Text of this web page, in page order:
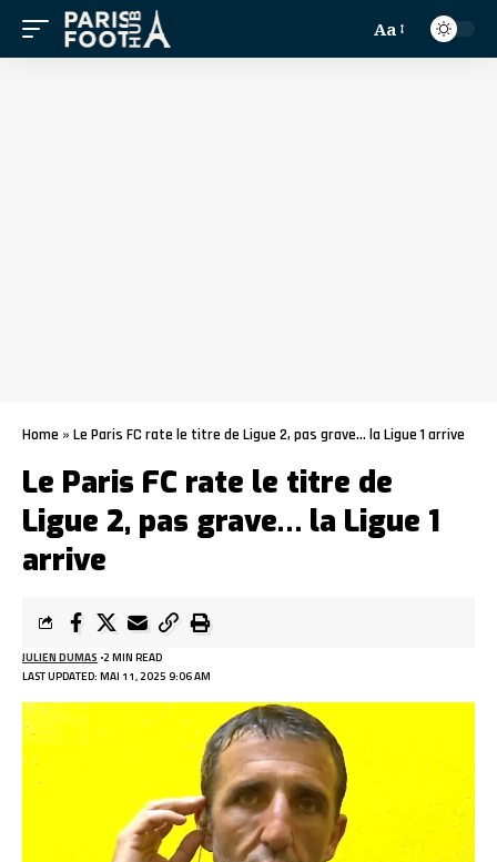
Aa
Home » Le Paris FC rate le titre de Ligue 2, pas grave… la Ligue 1 arrive
Le Paris FC rate le titre de
Ligue 2, pas grave… la Ligue 1
arrive
LAST UPDATED: MAI 11, 2025 9:06 AM
JULIEN DUMAS 2 MIN READ